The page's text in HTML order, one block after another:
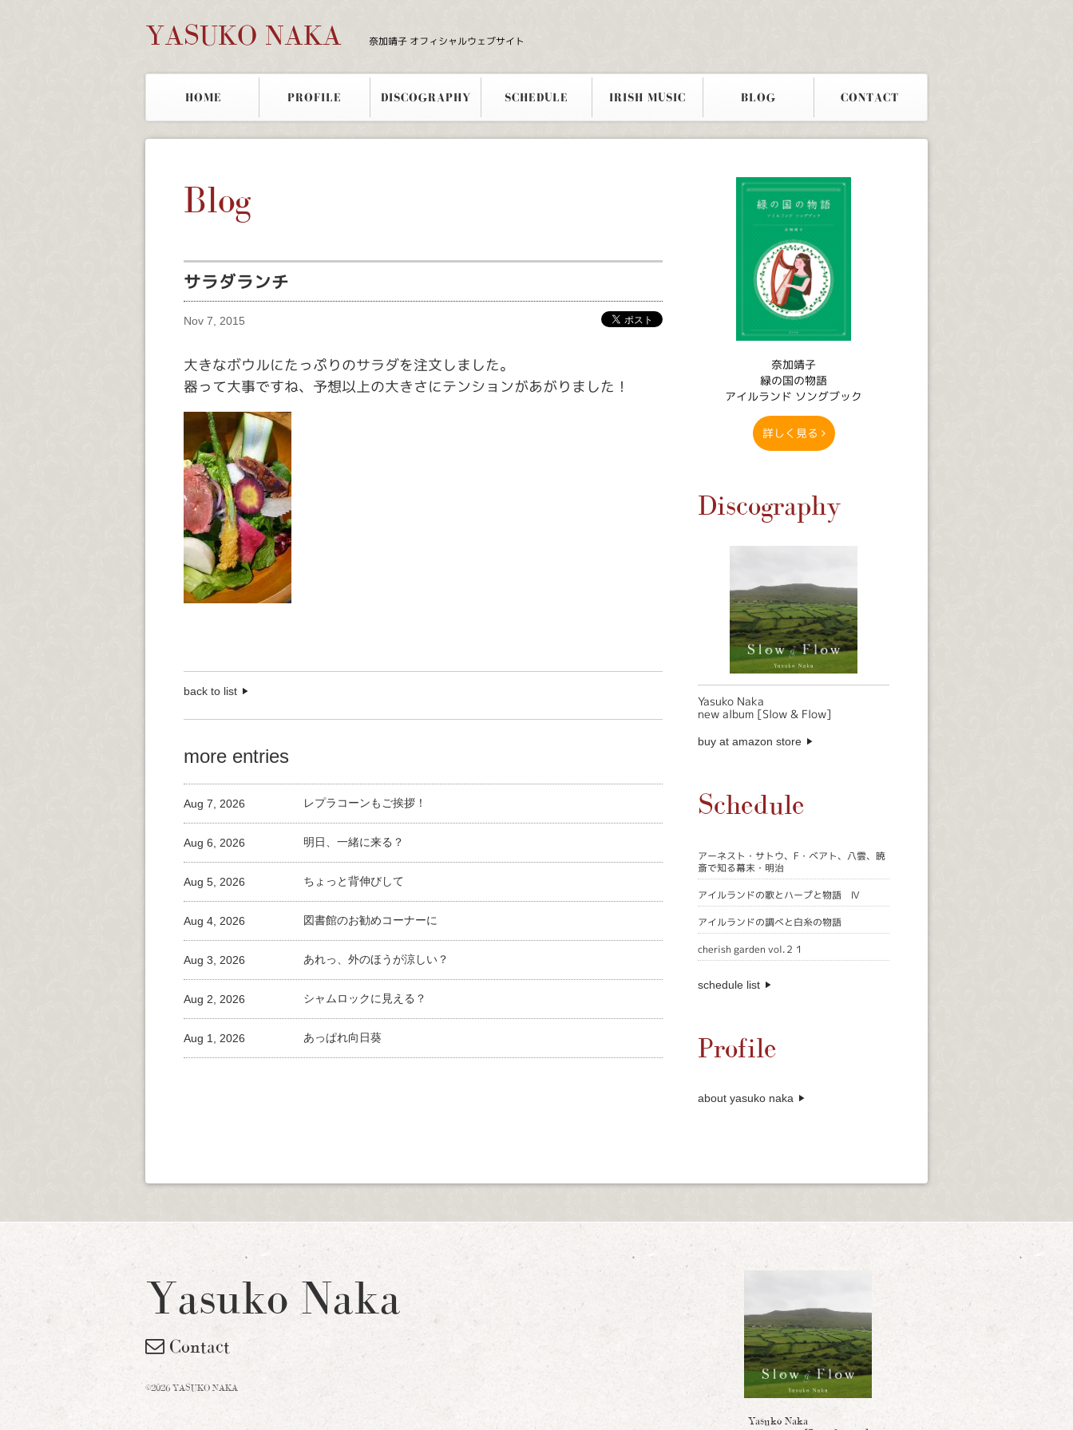
YASUKO NAKA 奈加靖子 オフィシャルウェブサイト
HOME PROFILE DISCOGRAPHY SCHEDULE IRISH MUSIC BLOG CONTACT
Blog
サラダランチ
Nov 7, 2015
大きなボウルにたっぷりのサラダを注文しました。
器って大事ですね、予想以上の大きさにテンションがあがりました！
back to list
more entries
レプラコーンもご挨拶！
Aug 7, 2026
明日、一緒に来る？
Aug 6, 2026
ちょっと背伸びして
Aug 5, 2026
図書館のお勧めコーナーに
Aug 4, 2026
あれっ、外のほうが涼しい？
Aug 3, 2026
シャムロックに見える？
Aug 2, 2026
あっぱれ向日葵
Aug 1, 2026
奈加靖子
緑の国の物語
アイルランド ソングブック
詳しく見る
Discography
Yasuko Naka
new album [Slow & Flow]
buy at amazon store
Schedule
アーネスト・サトウ、F・ベアト、八雲、暁
斎で知る幕末・明治
アイルランドの歌とハープと物語 Ⅳ
アイルランドの調べと白糸の物語
cherish garden vol.２１
schedule list
Profile
about yasuko naka
Yasuko Naka
Yasuko Naka
Contact
©2026 YASUKO NAKA